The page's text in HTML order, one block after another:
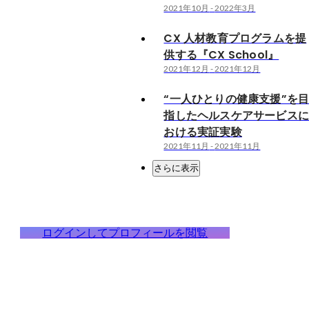
2021年10月 -2022年3月
CX 人材教育プログラムを提
供する『CX School』
2021年12月 -2021年12月
“一人ひとりの健康支援”を目
指したヘルスケアサービスに
おける実証実験
2021年11月 -2021年11月
さらに表示
ログインしてプロフィールを閲覧